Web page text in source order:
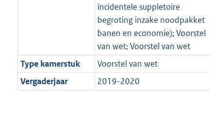
incidentele suppletoire
begroting inzake noodpakket
banen en economie); Voorstel
van wet; Voorstel van wet
Type kamerstuk
Voorstel van wet
Vergaderjaar
2019-2020